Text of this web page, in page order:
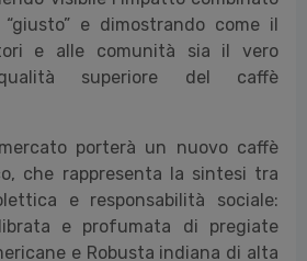
e dimostrando come il
e alle comunità sia il vero
superiore del caffè
porterà un nuovo caffè
che rappresenta la sintesi tra
e responsabilità sociale:
e profumata di pregiate
e Robusta indiana di alta